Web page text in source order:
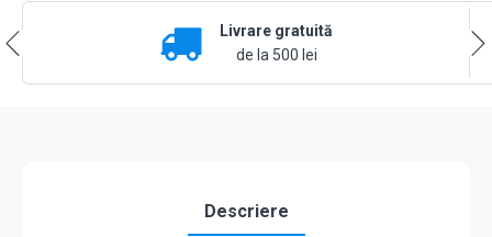
Livrare gratuită
de la 500 lei
Descriere